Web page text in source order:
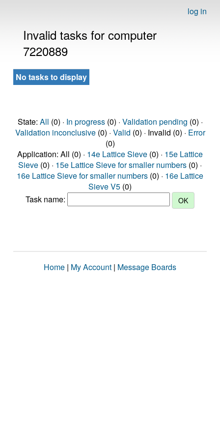
log in
Invalid tasks for computer
7220889
No tasks to display
State: All (0) · In progress(0) · Validation pending (0) ·
Validation inconclusive(0) · Valid (0) · Invalid (0) · Error
(0)
Application: All (0) · 14e Lattice Sieve (0) · 15e Lattice
Sieve (0) · 15e Lattice Sieve for smaller numbers (0) ·
16e Lattice Sieve for smaller numbers (0) · 16e Lattice
Sieve V5 (0)
Task name:
Home | My Account | Message Boards